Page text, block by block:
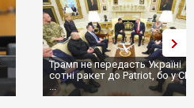
Трамп не передасть Україні
сотні ракет до Patriot, бо у
...